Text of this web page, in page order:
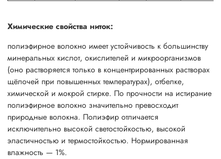
Химические свойства ниток:
полиэфирное волокно имеет устойчивость к большинству
минеральных кислот, окислителей и микроорганизмов
(оно растворяется только в концентрированных растворах
щёлочей при повышенных температурах), отбелке,
химической и мокрой стирке. По прочности на истирание
полиэфирное волокно значительно превосходит
природные волокна. Полиэфир отличается
исключительно высокой светостойкостью, высокой
эластичностью и термостойкостью. Нормированная
влажность — 1%.